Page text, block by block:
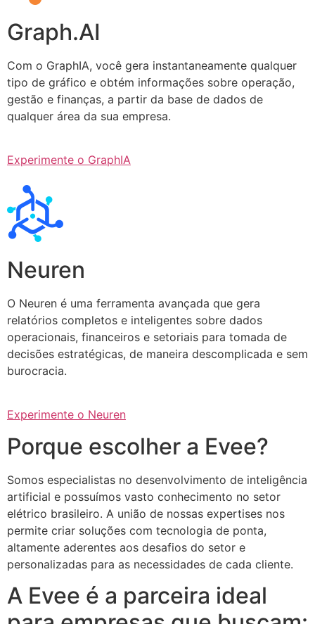
Graph.AI
Com o GraphIA, você gera instantaneamente qualquer
tipo de gráfico e obtém informações sobre operação,
gestão e finanças, a partir da base de dados de
qualquer área da sua empresa.
Experimente o GraphIA
Neuren
O Neuren é uma ferramenta avançada que gera
relatórios completos e inteligentes sobre dados
operacionais, financeiros e setoriais para tomada de
decisões estratégicas, de maneira descomplicada e sem
burocracia.
Experimente o Neuren
Porque escolher a Evee?
Somos especialistas no desenvolvimento de inteligência
artificial e possuímos vasto conhecimento no setor
elétrico brasileiro. A união de nossas expertises nos
permite criar soluções com tecnologia de ponta,
altamente aderentes aos desafios do setor e
personalizadas para as necessidades de cada cliente.
A Evee é a parceira ideal